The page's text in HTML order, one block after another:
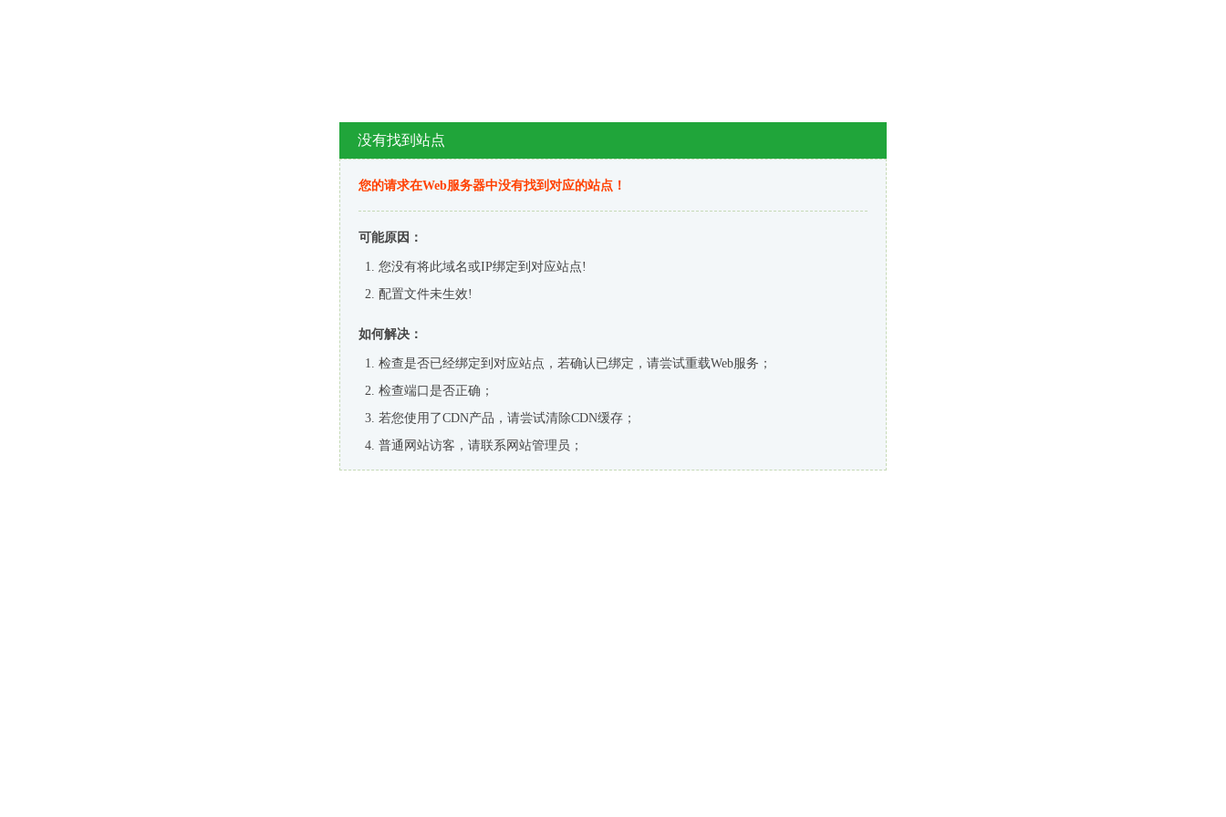
没有找到站点
您的请求在Web服务器中没有找到对应的站点！
可能原因：
您没有将此域名或IP绑定到对应站点!
配置文件未生效!
如何解决：
检查是否已经绑定到对应站点，若确认已绑定，请尝试重载Web服务；
检查端口是否正确；
若您使用了CDN产品，请尝试清除CDN缓存；
普通网站访客，请联系网站管理员；